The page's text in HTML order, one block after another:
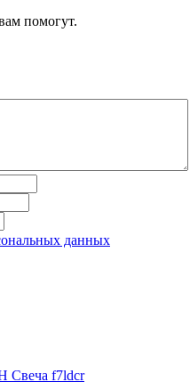
помогут.
данных